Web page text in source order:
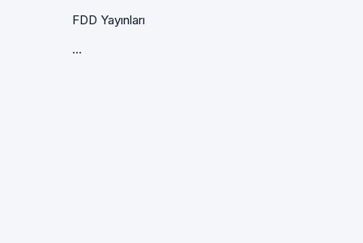
FDD Yayınları
...